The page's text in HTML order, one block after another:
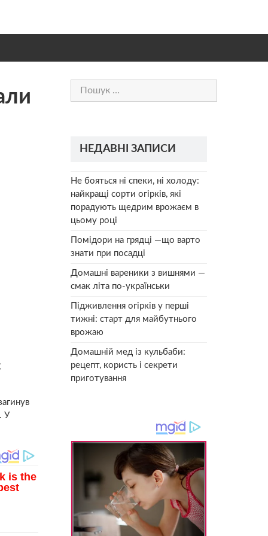
У
Пошук:
НЕДАВНІ ЗАПИСИ
Не бояться ні спеки, ні холоду:
найкращі сорти огірків, які
порадують щедрим врожаєм в
цьому році
Помідори на грядці —що варто
знати при посадці
Домашні вареники з вишнями —
смак літа по-українськи
Підживлення огірків у перші
тижні: старт для майбутнього
врожаю
Домашній мед із кульбаби:
рецепт, користь і секрети
приготування